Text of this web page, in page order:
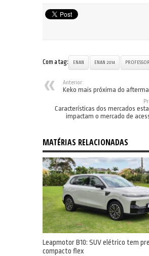
Com a tag: ENAN ENAN 2014
Anterior:
Keko mais próxima do
Características dos mercados
impactam o mercado de
MATÉRIAS RELACIONADAS
Leapmotor B10: SUV elétrico tem
compacto flex